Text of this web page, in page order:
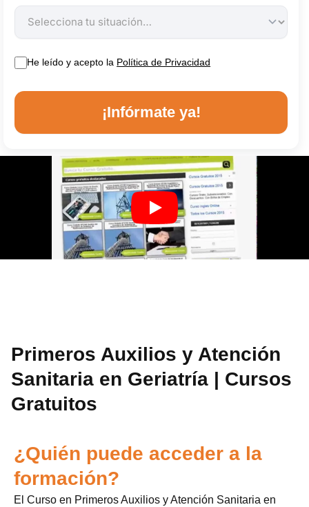
He leído y acepto la Política de Privacidad
¡Infórmate ya!
Primeros Auxilios y Atención
Sanitaria en Geriatría | Cursos
Gratuitos
¿Quién puede acceder a la
formación?
El Curso en Primeros Auxilios y Atención Sanitaria en